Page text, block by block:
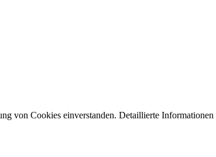
von Cookies einverstanden. Detaillierte